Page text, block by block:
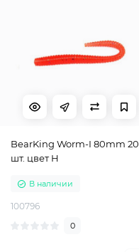
BearKing Worm-I 80mm 20
шт. цвет H
В наличии
100796
0